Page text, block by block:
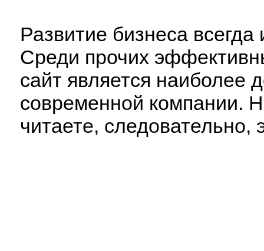
Развитие бизнеса
Среди прочих
сайт является
современной компании.
читаете, следовательно,